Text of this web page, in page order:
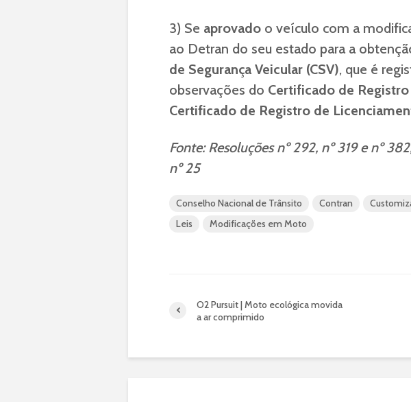
3) Se aprovado o veículo com a
ao Detran do seu estado para a
de Segurança Veicular (CSV), que é
observações do Certificado de Registro
Certificado de Registro de
Fonte: Resoluções nº 292, nº 319 e nº
nº 25
Conselho Nacional de Trânsito Contran
Leis
Modificações em Moto
O2 Pursuit | Moto ecológica movida
a ar comprimido